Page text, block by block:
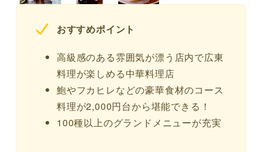
おすすめポイント
高級感のある雰囲気が漂う店内で広東
料理が楽しめる中華料理店
鮑やフカヒレなどの豪華食材のコース
料理が2,000円台から堪能できる！
100種以上のグランドメニューが充実